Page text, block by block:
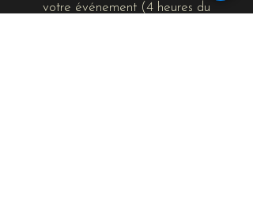
votre événement (4 heures du